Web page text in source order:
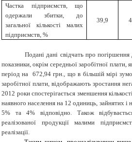
Частка підприємств, що
одержали збитки, до
загальної кількості малих
підприємств, %
39,9
Подані дані свідчать про
показники, окрім середньої заробітної плати,
період на 672,94 грн., що в більшій мірі
заробітної плати, відображають зростання
2012 роки спостерігається зменшення
наявного населення на 12 одиниць, зайнятих і
5% та 4% відповідно. Також
реалізованої продукції малими
реалізації.